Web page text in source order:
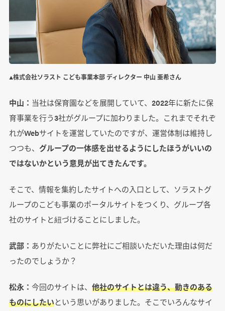
▲株式会社ソラスト こども事業本部 ディレクター 中山 亜希さん
中山： 当社は保育園などを展開していて、2022年に新たに保
育事業を行う3社がグループに加わりました。これまでそれぞ
れがWebサイトを運営していたのですが、運営体制は維持し
つつも、 グループの一体感を出せるようにしたほうがいいの
ではないかという意見が出てきたんです。
そこで、情報を集約したサイトへの入口として、ソラストグ
ループのこども事業のポータルサイトをつくり、グループ各
社のサイトと紐づけることにしました。
武部： ありがたいことに弊社にご相談いただいた理由は何だ
ったのでしょうか？
松永： 今回のサイトは、 他社のサイトとは違う、動きのある
ものにしたいという思いがありました。そこでいろんなサイ